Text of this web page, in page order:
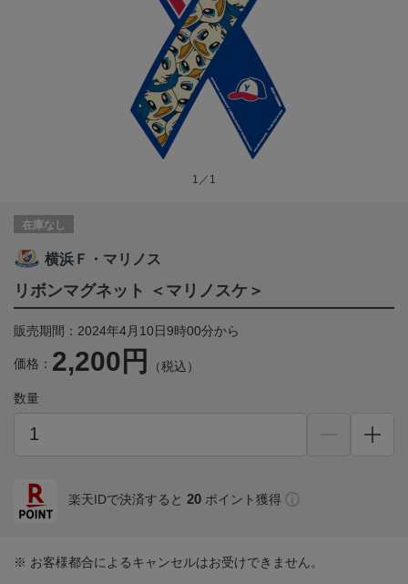
1／1
在庫なし
横浜Ｆ・マリノス
リボンマグネット ＜マリノスケ＞
販売期間：2024年4月10日9時00分から
価格： 2,200円 （税込）
数量
楽天IDで決済すると 20 ポイント獲得
※ お客様都合によるキャンセルはお受けできません。